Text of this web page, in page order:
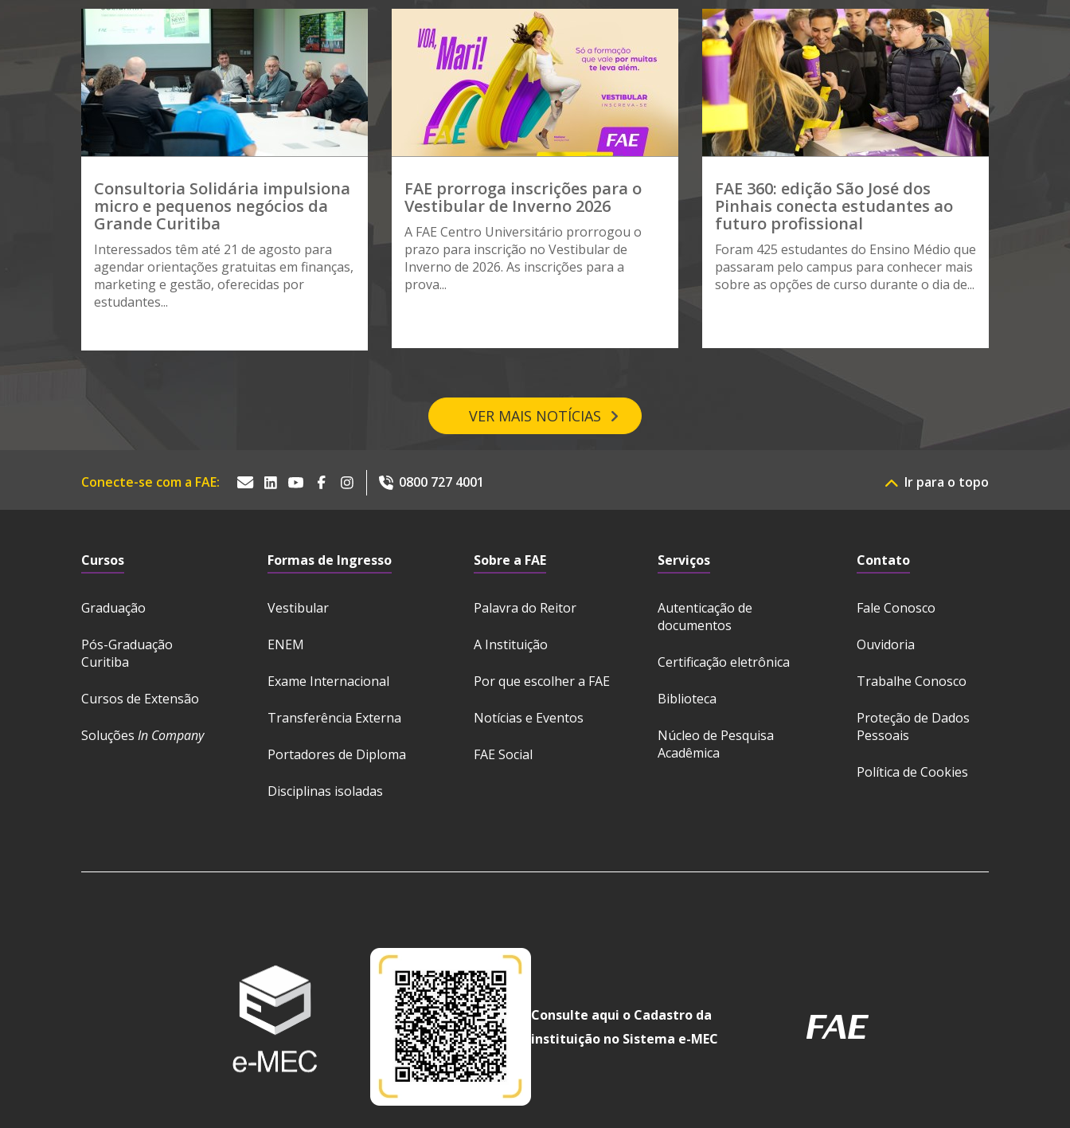
Consultoria Solidária impulsiona
micro e pequenos negócios da
Grande Curitiba
Interessados têm até 21 de agosto para
agendar orientações gratuitas em finanças,
marketing e gestão, oferecidas por
estudantes...
FAE prorroga inscrições para o
Vestibular de Inverno 2026
A FAE Centro Universitário prorrogou o
prazo para inscrição no Vestibular de
Inverno de 2026. As inscrições para a
prova...
FAE 360: edição São José dos
Pinhais conecta estudantes ao
futuro profissional
Foram 425 estudantes do Ensino Médio que
passaram pelo campus para conhecer mais
sobre as opções de curso durante o dia de...
VER MAIS NOTÍCIAS
Conecte-se com a FAE: 0800 727 4001 Ir para o topo
Cursos
Graduação
Pós-Graduação
Curitiba
Cursos de Extensão
Soluções In Company
Formas de Ingresso
Vestibular
ENEM
Exame Internacional
Transferência Externa
Portadores de Diploma
Disciplinas isoladas
Sobre a FAE
Palavra do Reitor
A Instituição
Por que escolher a FAE
Notícias e Eventos
FAE Social
Serviços
Autenticação de
documentos
Certificação eletrônica
Biblioteca
Núcleo de Pesquisa
Acadêmica
Contato
Fale Conosco
Ouvidoria
Trabalhe Conosco
Proteção de Dados
Pessoais
Política de Cookies
Consulte aqui o Cadastro da
instituição no Sistema e-MEC